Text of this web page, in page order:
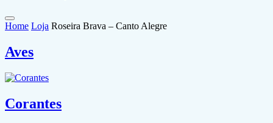
Home Loja Roseira Brava – Canto Alegre
Aves
Corantes